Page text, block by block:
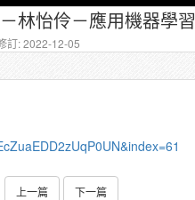
訂: 2022-12-05
上一篇 下一篇